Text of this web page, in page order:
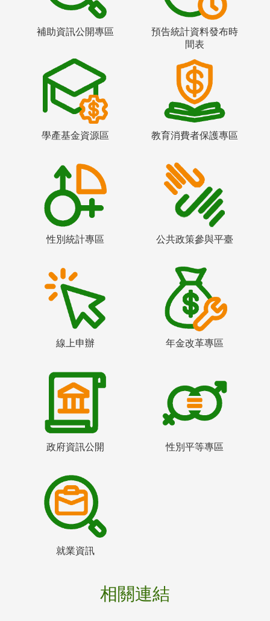
補助資訊公開專區
預告統計資料發布時
間表
學產基金資源區 教育消費者保護專區
性別統計專區 公共政策參與平臺
線上申辦 年金改革專區
政府資訊公開 性別平等專區
就業資訊
相關連結